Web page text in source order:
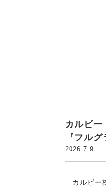
カルビ
『フル
2026.7.9
カルビー